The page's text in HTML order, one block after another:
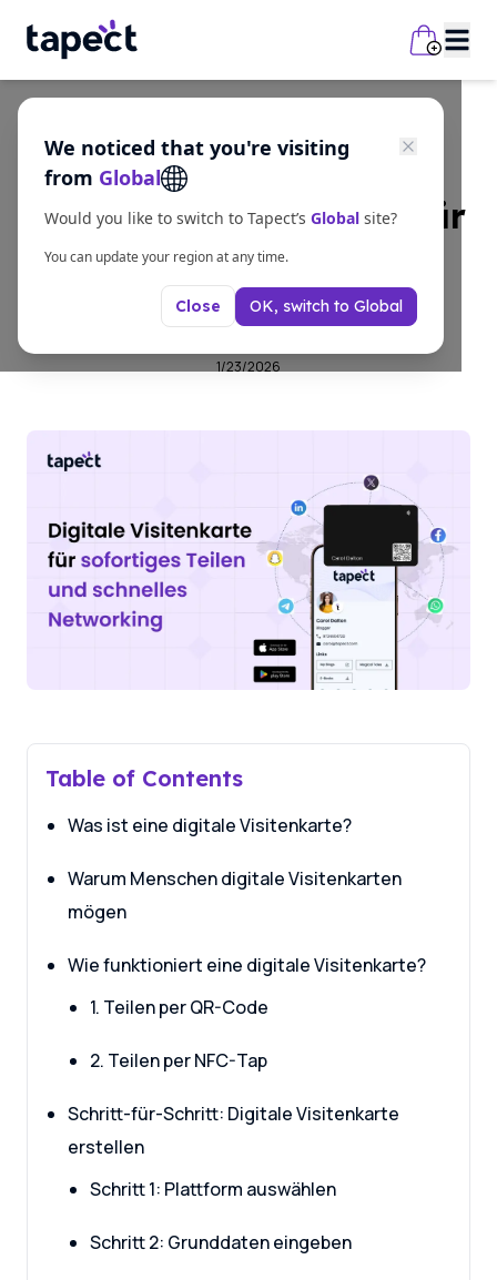
We noticed that you're visiting
from Global
Would you like to switch to Tapect’s Global site?
You can update your region at any time.
Close OK, switch to Global
Business
Digitale Visitenkarte für
sofortiges Teilen und
schnelles Networking
1/23/2026
Table of Contents
Was ist eine digitale Visitenkarte?
Warum Menschen digitale Visitenkarten
mögen
Wie funktioniert eine digitale Visitenkarte?
1. Teilen per QR-Code
2. Teilen per NFC-Tap
Schritt-für-Schritt: Digitale Visitenkarte
erstellen
Schritt 1: Plattform auswählen
Schritt 2: Grunddaten eingeben